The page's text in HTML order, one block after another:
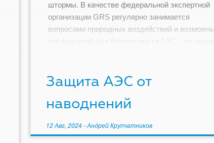
штормы. В качестве федеральной экспертной
организации GRS регулярно занимается
вопросами природных воздействий и
Защита АЭС от
наводнений
12 Авг, 2024-Андрей Крупчатников